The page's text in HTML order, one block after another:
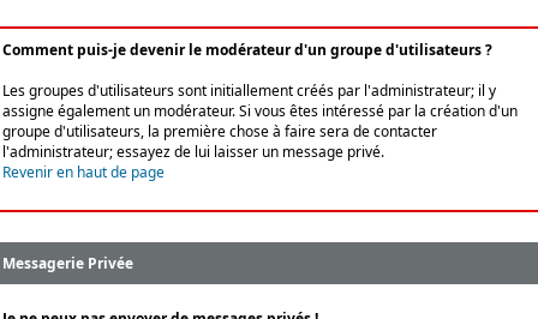
Comment puis-je devenir le modérateur d'un groupe d'utilisateurs ?
Les groupes d'utilisateurs sont initiallement créés par l'administrateur; il y
assigne également un modérateur. Si vous êtes intéressé par la création d'un
groupe d'utilisateurs, la première chose à faire sera de contacter
l'administrateur; essayez de lui laisser un message privé.
Revenir en haut de page
Messagerie Privée